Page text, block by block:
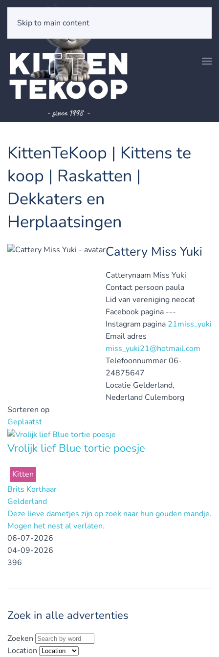
Skip to main content
KittenTeKoop | Kittens te
koop | Raskatten |
Dekkaters en
Herplaatsingen
Cattery Miss Yuki
Catterynaam Miss Yuki
Contact persoon paula
Lid van vereniging neocat
Facebook pagina ---
Instagram pagina 21miss_yuki
Email adres
miss_yuki21@hotmail.com
Telefoonnummer06-
24875647
Locatie Gelderland,
Nederland Culemborg
Sorteren op
Geplaatst
Vrolijk lief Blue tortie poesje
Kitten
Brits Korthaar
Gelderland
Deze lieve dametjes zijn op zoek naar hun gouden mandje.
Mogen het nest al verlaten.
06-07-2026
04-09-2026
396
Zoek in alle advertenties
Zoeken
Location